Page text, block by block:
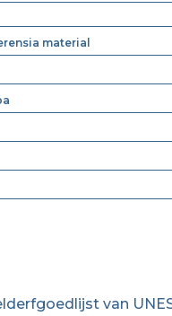
material
van